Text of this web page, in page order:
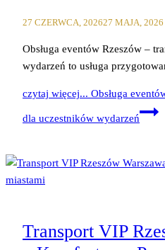
27 CZERWCA, 202627 MAJA, 2026
Obsługa eventów Rzeszów –
wydarzeń to usługa
czytaj więcej... Obsługa
dla uczestników wydarzeń
Transport VIP